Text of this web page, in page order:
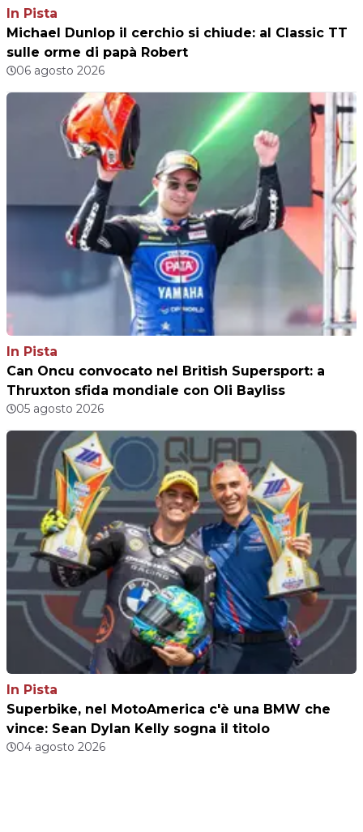
In Pista
Michael Dunlop il cerchio si chiude: al Classic TT
sulle orme di papà Robert
06 agosto 2026
In Pista
Can Oncu convocato nel British Supersport: a
Thruxton sfida mondiale con Oli Bayliss
05 agosto 2026
In Pista
Superbike, nel MotoAmerica c'è una BMW che
vince: Sean Dylan Kelly sogna il titolo
04 agosto 2026